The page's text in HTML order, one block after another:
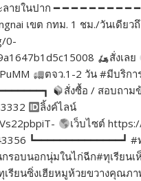
ลายในปาก ━ ━ ━ ━ ━ ━ ━ ━ ━ ━
เขต กทม. 1 ชม./วันเดียว
0-
สั่งเลย
ตจว.1-2 วัน #มีบริกา
สั่งซื้อ / สอบถาม
ลิ้งค์ไลน์
เว็บไซต์
┗━━━━━━━━━━━━━━┛ #
รอบนอกนุ่มในไก่ฉีก#ทุเรียนเ
เรียนซิ่งเฮียหมูห้วยขวางคุณภ